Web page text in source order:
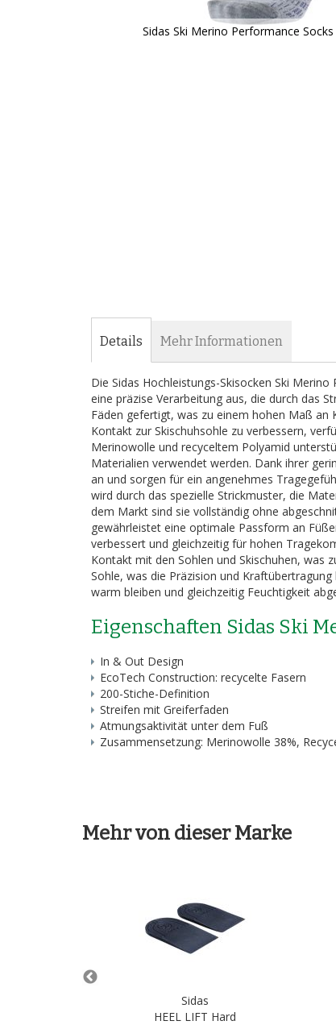
Sidas Ski Merino Performance
Details
Die Sidas Hochleistungs-Skisocken Ski
eine präzise Verarbeitung aus, die durch das
Fäden gefertigt, was zu einem hohen Maß an
Kontakt zur Skischuhsohle zu verbessern,
Merinowolle und recyceltem Polyamid
Materialien verwendet werden. Dank ihrer
an und sorgen für ein angenehmes
wird durch das spezielle Strickmuster, die
dem Markt sind sie vollständig ohne
gewährleistet eine optimale Passform an
verbessert und gleichzeitig für hohen
Kontakt mit den Sohlen und Skischuhen, was
Sohle, was die Präzision und
warm bleiben und gleichzeitig Feuchtigkeit
Eigenschaften Sidas Ski
In & Out Design
EcoTech Construction: recycelte Fasern
200-Stiche-Definition
Streifen mit Greiferfaden
Atmungsaktivität unter dem Fuß
Zusammensetzung: Merinowolle 38%,
Mehr Informationen
Mehr von dieser Marke
Sidas
HEEL LIFT Hard